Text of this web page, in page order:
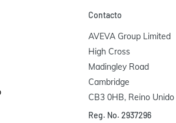
Contacto
AVEVA Group Limited
High Cross
Madingley Road
Cambridge
CB3 0HB, Reino Unido
Reg. No. 2937296